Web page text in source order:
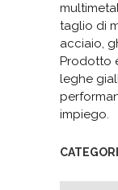
taglio di
acciaio,
Prodotto
leghe
impiego.